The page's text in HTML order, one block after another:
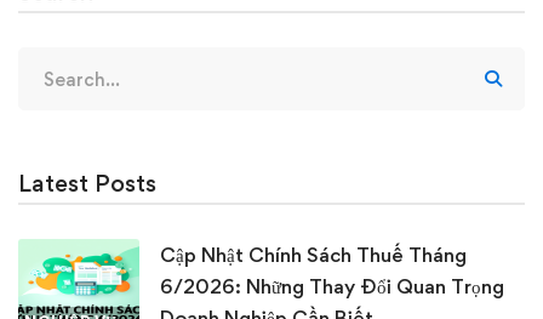
for:
Latest Posts
Cập Nhật Chính Sách Thuế Tháng
6/2026: Những Thay Đổi Quan Trọng